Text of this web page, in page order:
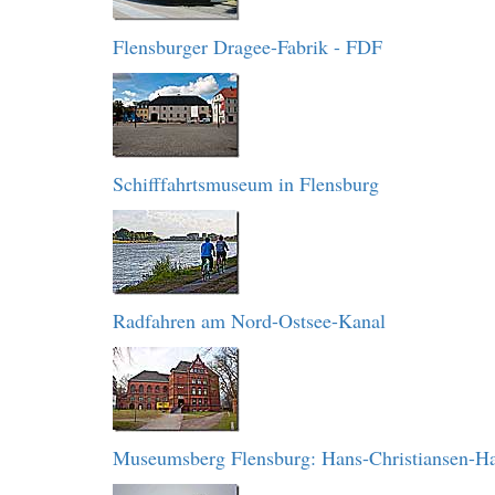
Flensburger Dragee-Fabrik - FDF
Schifffahrtsmuseum in Flensburg
Radfahren am Nord-Ostsee-Kanal
Museumsberg Flensburg: Hans-Christiansen-